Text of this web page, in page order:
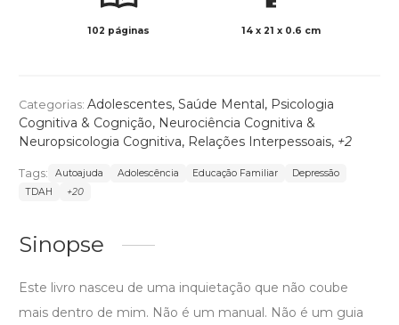
102 páginas 14 x 21 x 0.6 cm
Categorias: Adolescentes, Saúde Mental, Psicologia
Cognitiva & Cognição, Neurociência Cognitiva &
Neuropsicologia Cognitiva, Relações Interpessoais, +2
Tags: Autoajuda Adolescência Educação Familiar
Depressão
TDAH
+20
Sinopse
Este livro nasceu de uma inquietação que não coube
mais dentro de mim. Não é um manual. Não é um guia